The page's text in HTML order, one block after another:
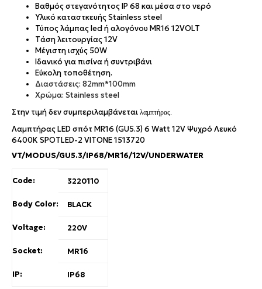
Bαθμός στεγανότητος IP 68 και μέσα στο νερό
Υλικό καταστκευής Stainless steel
Τύπος λάμπας led ή αλογόνου MR16 12VOLT
Tάση λειτουργίας 12V
Μέγιστη ισχύς 50W
Ιδανικό για πισίνα ή συντριβάνι
Εύκολη τοποθέτηση.
Διαστάσεις: 82mm*100mm
Χρώμα: Stainless steel
Στην τιμή δεν συμπεριλαμβάνεται λαμπτήρας.
Λαμπτήρας LED σπότ MR16 (GU5.3) 6 Watt 12V Ψυχρό Λευκό
6400K SPOTLED-2 VITONE 1513720
VT/MODUS/GU5.3/IP68/MR16/12V/UNDERWATER
Code: 3220110
Body Color: BLACK
Voltage: 220V
Socket: MR16
IP: IP68